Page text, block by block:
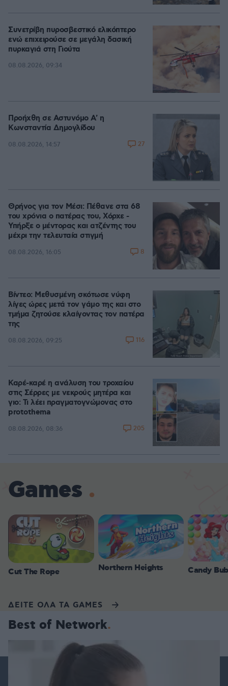
Συνετρίβη πυροσβεστικό ελικόπτερο
ενώ επιχειρούσε σε μεγάλη δασική
πυρκαγιά στη Γιούτα
08.08.2026, 09:34
Προήχθη σε Αστυνόμο Α' η
Κωνσταντία Δημογλίδου
08.08.2026, 14:57 27
Θρήνος για τον Μέσι: Πέθανε στα 68
του χρόνια ο πατέρας του, Χόρχε -
Υπήρξε ο μέντορας και ατζέντης του
μέχρι την τελευταία στιγμή
08.08.2026, 16:05 8
Βίντεο: Μεθυσμένη σκότωσε νύφη
λίγες ώρες μετά τον γάμο της και στο
τμήμα ζητούσε κλαίγοντας τον πατέρα
της
08.08.2026, 09:25 116
Καρέ-καρέ η ανάλυση του τροχαίου
στις Σέρρες με νεκρούς μητέρα και
γιο: Τι λέει πραγματογνώμονας στο
protothema
08.08.2026, 08:36 205
Games
Cut The Rope Northern Heights Candy
ΔΕΙΤΕ ΟΛΑ ΤΑ GAMES
Best of Network